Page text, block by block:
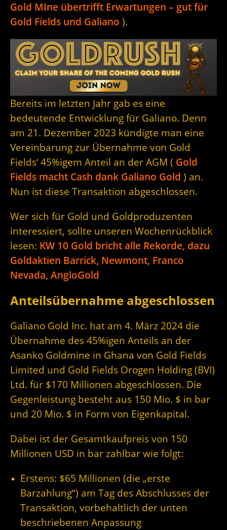
Gold MIne übertrifft Erwartungen – gut für
Gold Fields und Galiano ).
Bereits im letzten Jahr gab es eine
bedeutende Entwicklung für Galiano. Denn
am 21. Dezember 2023 kündigte man eine
Vereinbarung zur Übernahme von Gold
Fields‘ 45%igem Anteil an der AGM ( Gold
Fields macht Cash dank Galiano Gold ) an.
Nun ist diese Transaktion abgeschlossen.
Wer sich für Gold und Goldproduzenten
interessiert, sollte unseren Wochenrückblick
lesen: KW 10 Gold bricht alle Rekorde, dazu
Goldaktien Barrick, Newmont, Franco
Nevada, AngloGold
Anteilsübernahme abgeschlossen
Galiano Gold Inc. hat am 4. März 2024 die
Übernahme des 45%igen Anteils an der
Asanko Goldmine in Ghana von Gold Fields
Limited und Gold Fields Orogen Holding (BVI)
Ltd. für $170 Millionen abgeschlossen. Die
Gegenleistung besteht aus 150 Mio. $ in bar
und 20 Mio. $ in Form von Eigenkapital.
Dabei ist der Gesamtkaufpreis von 150
Millionen USD in bar zahlbar wie folgt:
Erstens: $65 Millionen (die „erste
Barzahlung“) am Tag des Abschlusses der
Transaktion, vorbehaltlich der unten
beschriebenen Anpassung